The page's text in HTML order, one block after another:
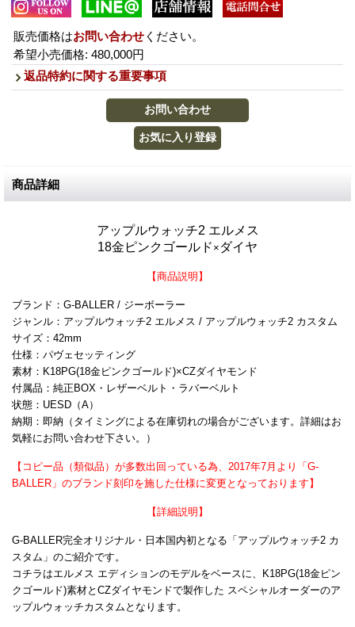
販売価格はお問い合わせ ください。
希望小売価格: 480,000円
返品特約に関する重要事項
商品詳細
アップルウォッチ2 エルメス
18金ピンクゴールド × ダイヤ
【商品説明】
ブランド：G-BALLER / ジーボーラー
ジャンル：アップルウォッチ2 エルメス / アップルウォッチ2 カスタム
サイズ：42mm
仕様：パヴェセッティング
素材：K18PG(18金ピンクゴールド)×CZダイヤモンド
付属品：純正BOX・レザーベルト・ラバーベルト
状態：UESD（A）
納期：即納（タイミングによる在庫切れの場合がございます。詳細はお
気軽にお問い合わせ下さい。）
【コピー品（類似品）が多数出回っている為、2017年7月より「G-
BALLER」のブランド刻印を施した仕様に変更となっております】
【詳細説明】
G-BALLER完全オリジナル・日本国内初となる「アップルウォッチ2 カ
スタム」のご紹介です。
コチラはエルメス エディションのモデルをベースに、K18PG(18金ピン
クゴールド)素材と CZダイヤモンドで製作した スペシャルオーダーのア
ップルウォッチカスタムとなります。